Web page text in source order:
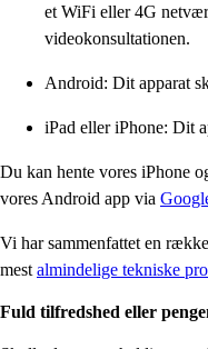
et WiFi eller 4G
videokonsultationen.
Android: Dit apparat
iPad eller iPhone: Dit
Du kan hente vores iPhone
vores Android app via
Vi har sammenfattet en
mestalmindelige tekniske
Fuld tilfredshed eller